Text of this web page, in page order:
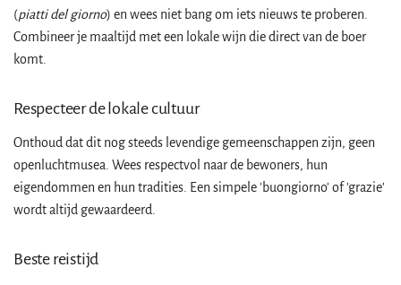
(piatti del giorno) en wees niet bang om iets nieuws te proberen.
Combineer je maaltijd met een lokale wijn die direct van de boer
komt.
Respecteer de lokale cultuur
Onthoud dat dit nog steeds levendige gemeenschappen zijn, geen
openluchtmusea. Wees respectvol naar de bewoners, hun
eigendommen en hun tradities. Een simpele 'buongiorno' of 'grazie'
wordt altijd gewaardeerd.
Beste reistijd